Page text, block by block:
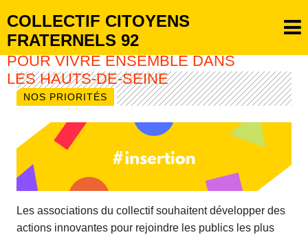
COLLECTIF CITOYENS
FRATERNELS 92
POUR VIVRE ENSEMBLE DANS
LES HAUTS-DE-SEINE
NOS PRIORITÉS
Les associations du collectif souhaitent développer des
actions innovantes pour rejoindre les publics les plus